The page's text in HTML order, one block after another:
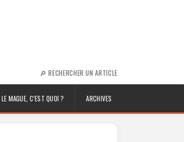
🔎 RECHERCHER UN ARTICLE
LE MAGUE, C’EST QUOI ? ARCHIVES